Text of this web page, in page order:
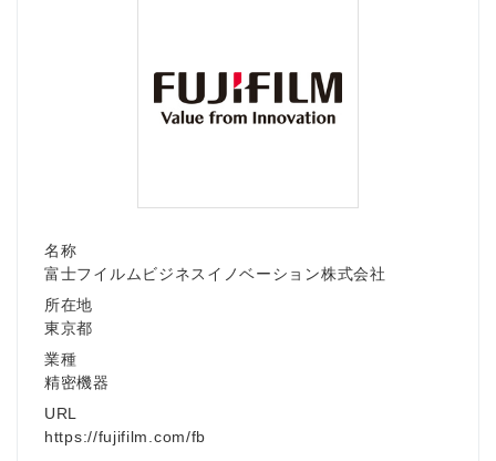
名称
富士フイルムビジネスイノベーション株式会社
所在地
東京都
業種
精密機器
URL
https://fujifilm.com/fb